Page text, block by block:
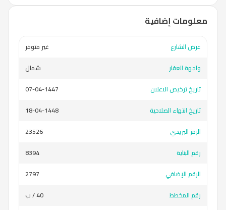
معلومات إضافية
عرض الشارع
غير متوفر
واجهة العقار
شمال
تاريخ ترخيص الاعلان
07-04-1447
تاريخ انتهاء الصلاحية
18-04-1448
الرمز البريدي
23526
رقم البناية
8394
الرقم الإضافي
2797
رقم المخطط
40 / ب